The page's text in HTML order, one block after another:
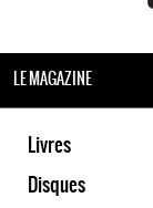
LE MAGAZINE
Livres
Disques